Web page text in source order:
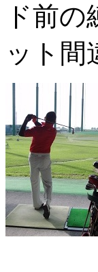
ド前
ット間